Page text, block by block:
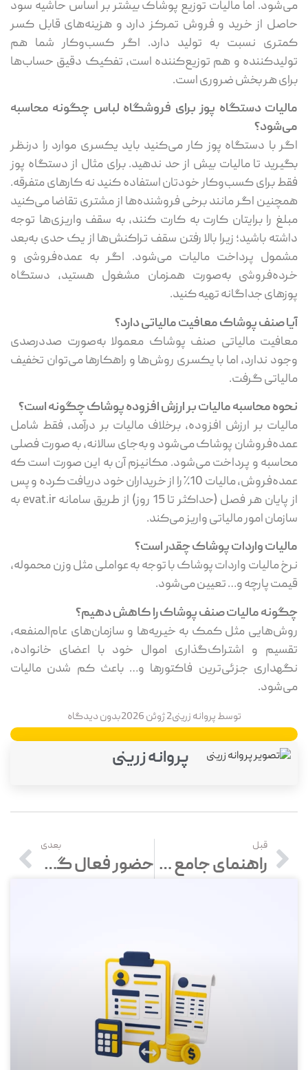
می‌شود. اما مالیات توزیع پوشاک بیشتر بر اساس حاشیه سود
حاصل از خرید و فروش تمرکز دارد و هزینه‌های قابل کسر
کمتری نسبت به تولید دارد. اگر کسب‌وکار شما هم
تولیدکننده و هم توزیع‌کننده است، تفکیک دقیق حساب‌ها
برای هر بخش ضروری است.
مالیات دستگاه پوز برای فروشگاه لباس چگونه محاسبه
می‌شود؟
اگر با دستگاه پوز کار می‌کنید باید یکسری موارد را درنظر
بگیرید تا مالیات بیش از حد ندهید. برای مثال از دستگاه پوز
فقط برای کسب‌وکار خودتان استفاده کنید نه کارهای متفرقه.
همچنین اگر مانند برخی فروشنده‌ها از مشتری تقاضا می‌کنید
مبلغ را برایتان کارت به کارت کنند، به سقف واریزی‌ها توجه
داشته باشید؛ زیرا بالا رفتن سقف تراکنش‌ها از یک حدی به‌بعد
مشمول پرداخت مالیات می‌شود. اگر به عمده‌فروشی و
خرده‌فروشی به‌صورت همزمان مشغول هستید، دستگاه
پوزهای جداگانه تهیه کنید.
آیا صنف پوشاک معافیت مالیاتی دارد؟
معافیت مالیاتی صنف پوشاک معمولا به‌صورت صددرصدی
وجود ندارد، اما با یکسری روش‌ها و راهکارها می‌توان تخفیف
مالیاتی گرفت.
نحوه محاسبه مالیات بر ارزش افزوده پوشاک چگونه است؟
مالیات بر ارزش افزوده، برخلاف مالیات بر درآمد، فقط شامل
عمده‌فروشان پوشاک می‌شود و به‌جای سالانه، به ‌صورت فصلی
محاسبه و پرداخت می‌شود. مکانیزم آن به این صورت است که
عمده‌فروش، مالیات 10٪ را از خریداران خود دریافت کرده و پس
از پایان هر فصل (حداکثر تا 15 روز) از طریق سامانه evat.ir به
سازمان امور مالیاتی واریز می‌کند.
مالیات واردات پوشاک چقدر است؟
نرخ مالیات واردات پوشاک با توجه به عواملی مثل وزن محموله،
قیمت پارچه و… تعیین می‌شود.
چگونه مالیات صنف پوشاک را کاهش دهیم؟
روش‌هایی مثل کمک به خیریه‌ها و سازمان‌های عام‌المنفعه،
تقسیم و اشتراک‌گذاری اموال خود با اعضای خانواده،
نگهداری جزئی‌ترین فاکتورها و… باعث کم شدن مالیات
می‌شود.
توسطپروانه زرینی2 ژوئن 2026 بدون دیدگاه
پروانه زرینی
قبل
راهنمای جامع مالیات قرارداد پیمانکاری: نحوه محاسبه و انواع آن
بعدی
حضور فعال گروه نرم‌افزاری محک در نمایشگاه بین‌المللی جیتکس دوبی 2025